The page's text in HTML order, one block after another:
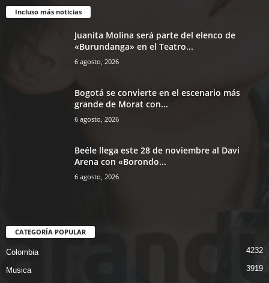
Incluso más noticias
Juanita Molina será parte del elenco de
«Burundanga» en el Teatro...
6 agosto, 2026
Bogotá se convierte en el escenario más
grande de Morat con...
6 agosto, 2026
Beéle llega este 28 de noviembre al Davi
Arena con «Borondo...
6 agosto, 2026
CATEGORÍA POPULAR
Colombia 4232
Musica
3919